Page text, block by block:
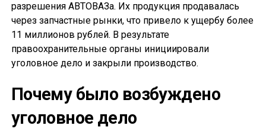
разрешения АВТОВАЗа. Их продукция продавалась
через запчастные рынки, что привело к ущербу более
11 миллионов рублей. В результате
правоохранительные органы инициировали
уголовное дело и закрыли производство.
Почему было возбуждено
уголовное дело